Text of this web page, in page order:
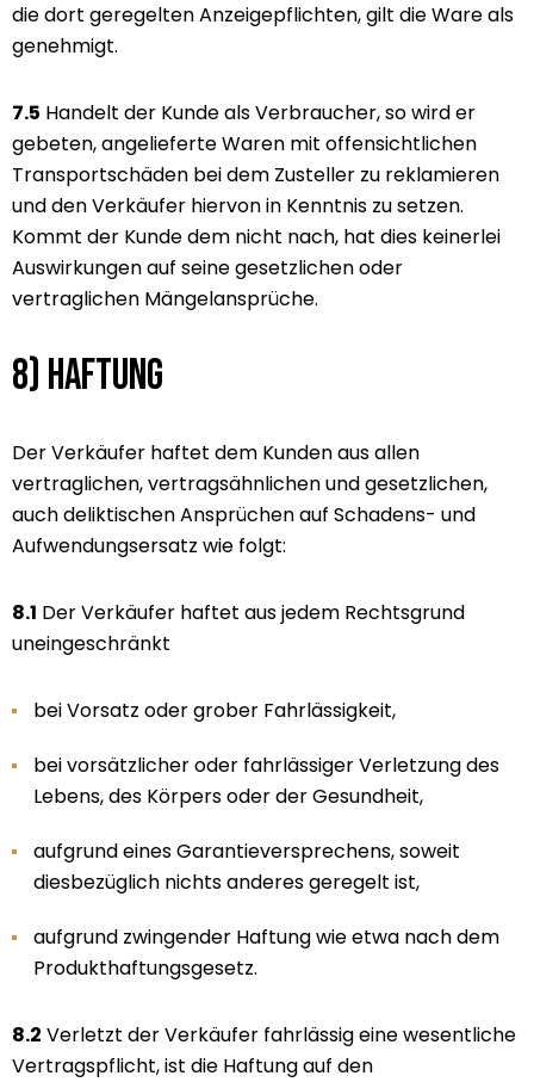
die dort geregelten Anzeigepflichten, gilt die Ware als
genehmigt.
7.5 Handelt der Kunde als Verbraucher, so wird er
gebeten, angelieferte Waren mit offensichtlichen
Transportschäden bei dem Zusteller zu reklamieren
und den Verkäufer hiervon in Kenntnis zu setzen.
Kommt der Kunde dem nicht nach, hat dies keinerlei
Auswirkungen auf seine gesetzlichen oder
vertraglichen Mängelansprüche.
8) Haftung
Der Verkäufer haftet dem Kunden aus allen
vertraglichen, vertragsähnlichen und gesetzlichen,
auch deliktischen Ansprüchen auf Schadens- und
Aufwendungsersatz wie folgt:
8.1 Der Verkäufer haftet aus jedem Rechtsgrund
uneingeschränkt
bei Vorsatz oder grober Fahrlässigkeit,
bei vorsätzlicher oder fahrlässiger Verletzung des
Lebens, des Körpers oder der Gesundheit,
aufgrund eines Garantieversprechens, soweit
diesbezüglich nichts anderes geregelt ist,
aufgrund zwingender Haftung wie etwa nach dem
Produkthaftungsgesetz.
8.2 Verletzt der Verkäufer fahrlässig eine wesentliche
Vertragspflicht, ist die Haftung auf den